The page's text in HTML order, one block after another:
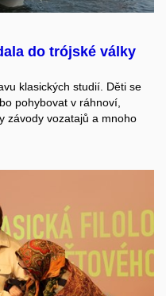
do trójské války
klasických studií. Děti se
pohybovat v ráhnoví,
závody vozatajů a mnoho